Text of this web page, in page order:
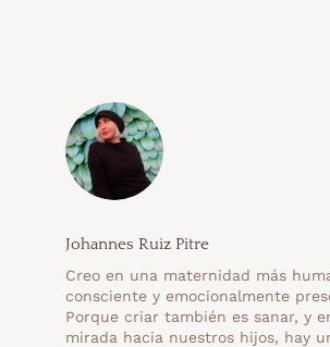
Johannes Ruiz Pitre
Creo en una maternidad más
consciente y emocionalmente
Porque criar también es sanar, y
mirada hacia nuestros hijos, hay